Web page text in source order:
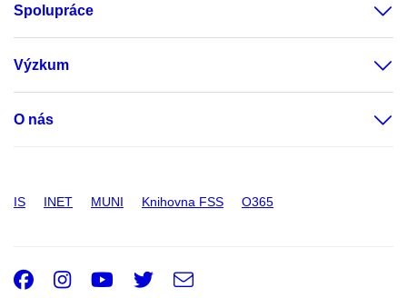
Spolupráce
Výzkum
O nás
IS INET MUNI Knihovna FSS O365
Facebook
Instagram
Youtube
Twitter
e-